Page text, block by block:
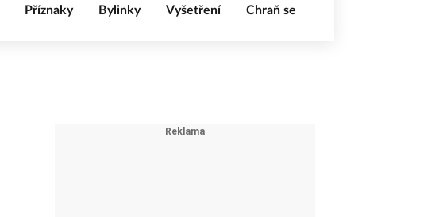
Příznaky Bylinky Vyšetření Chraň se